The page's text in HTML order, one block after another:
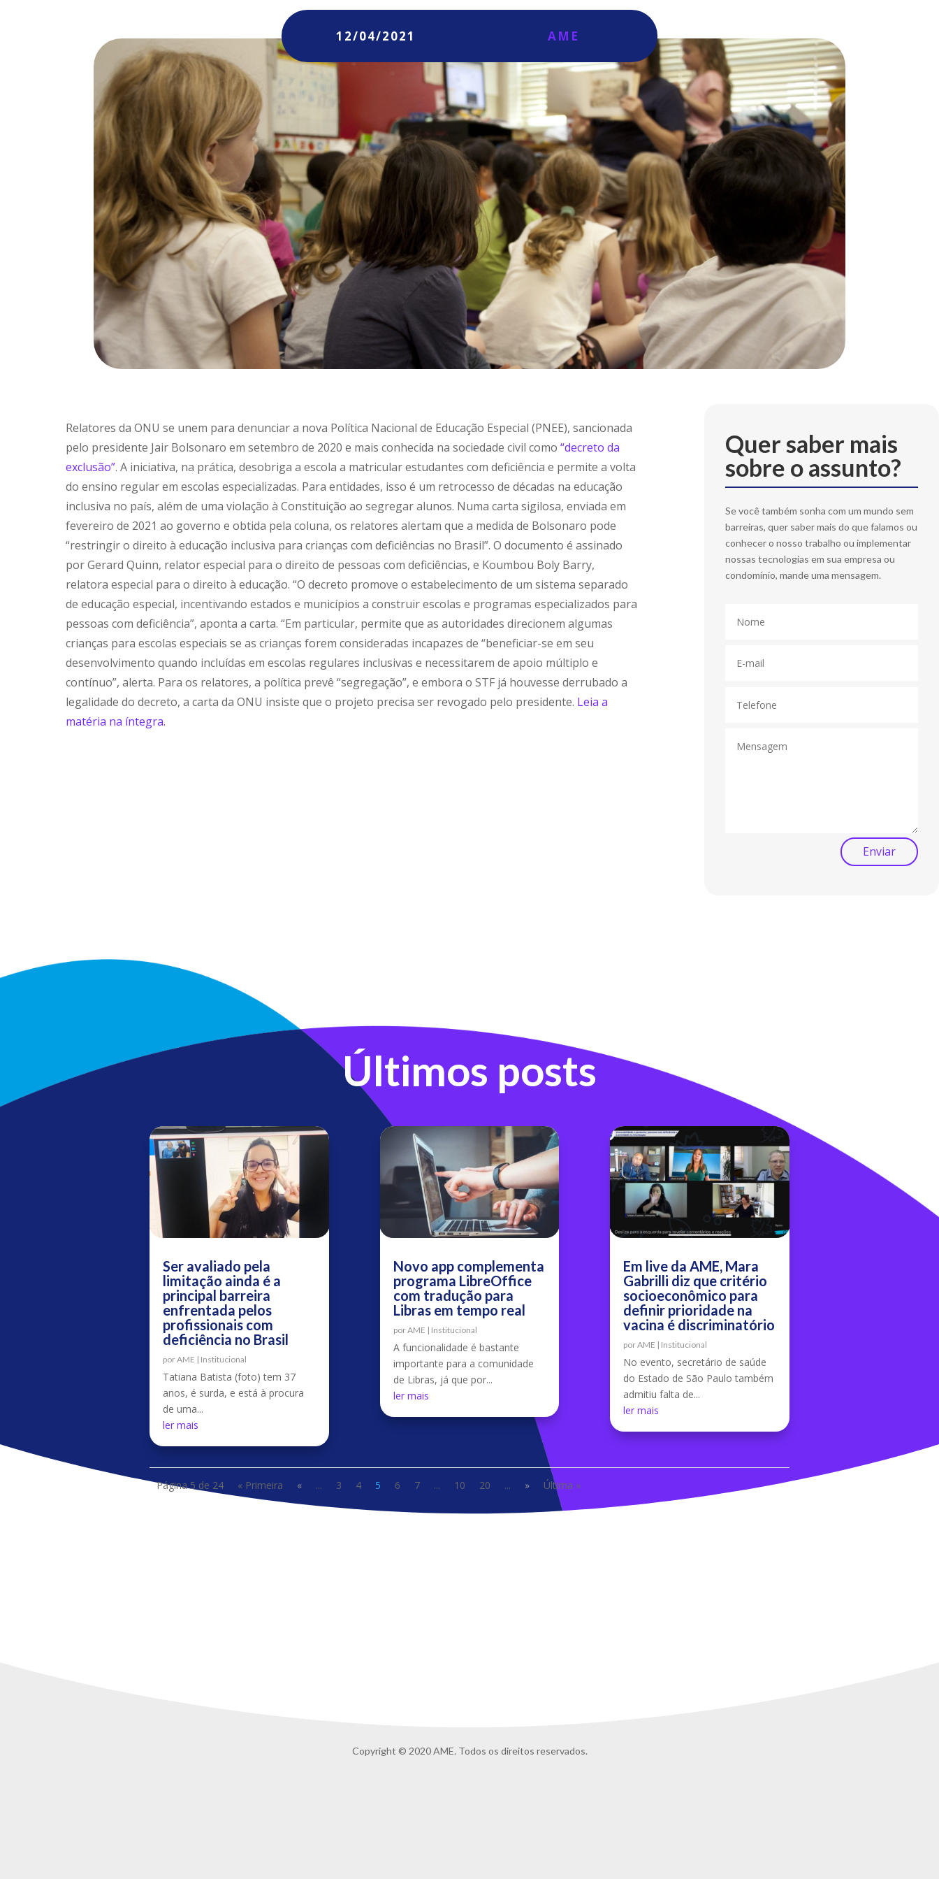
12/04/2021 AME
Relatores da ONU se unem para denunciar a nova Política Nacional de Educação Especial (PNEE), sancionada
pelo presidente Jair Bolsonaro em setembro de 2020 e mais conhecida na sociedade civil como“decreto da
exclusão”. A iniciativa, na prática, desobriga a escola a matricular estudantes com deficiência e permite a volta
do ensino regular em escolas especializadas. Para entidades, isso é um retrocesso de décadas na educação
inclusiva no país, além de uma violação à Constituição ao segregar alunos. Numa carta sigilosa, enviada em
fevereiro de 2021 ao governo e obtida pela coluna, os relatores alertam que a medida de Bolsonaro pode
“restringir o direito à educação inclusiva para crianças com deficiências no Brasil”. O documento é assinado
por Gerard Quinn, relator especial para o direito de pessoas com deficiências, e Koumbou Boly Barry,
relatora especial para o direito à educação. “O decreto promove o estabelecimento de um sistema separado
de educação especial, incentivando estados e municípios a construir escolas e programas especializados para
pessoas com deficiência”, aponta a carta. “Em particular, permite que as autoridades direcionem algumas
crianças para escolas especiais se as crianças forem consideradas incapazes de “beneficiar-se em seu
desenvolvimento quando incluídas em escolas regulares inclusivas e necessitarem de apoio múltiplo e
contínuo”, alerta. Para os relatores, a política prevê “segregação”, e embora o STF já houvesse derrubado a
legalidade do decreto, a carta da ONU insiste que o projeto precisa ser revogado pelo presidente. Leia a
matéria na íntegra.
Quer saber mais
sobre o assunto?
Se você também sonha com um mundo sem
barreiras, quer saber mais do que falamos ou
conhecer o nosso trabalho ou implementar
nossas tecnologias em sua empresa ou
condomínio, mande uma mensagem.
Enviar
Últimos posts
Ser avaliado pela
limitação ainda é a
principal barreira
enfrentada pelos
profissionais com
deficiência no Brasil
porAME | Institucional
Tatiana Batista (foto) tem 37
anos, é surda, e está à procura
de uma...
ler mais
Novo app complementa
programa LibreOffice
com tradução para
Libras em tempo real
porAME | Institucional
A funcionalidade é bastante
importante para a comunidade
de Libras, já que por...
ler mais
Em live da AME, Mara
Gabrilli diz que critério
socioeconômico para
definir prioridade na
vacina é discriminatório
porAME | Institucional
No evento, secretário de saúde
do Estado de São Paulo também
admitiu falta de...
ler mais
Página 5 de 24 « Primeira « ... 3 4 5 6 7 ... 10 20 ... » Última »
Copyright © 2020 AME. Todos os direitos reservados.